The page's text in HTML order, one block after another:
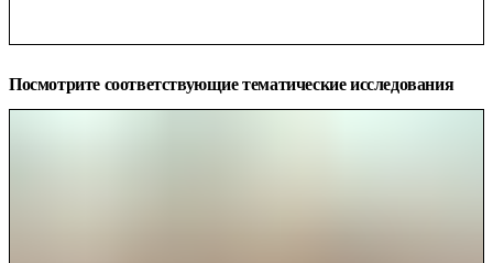
Посмотрите соответствующие тематические исследования